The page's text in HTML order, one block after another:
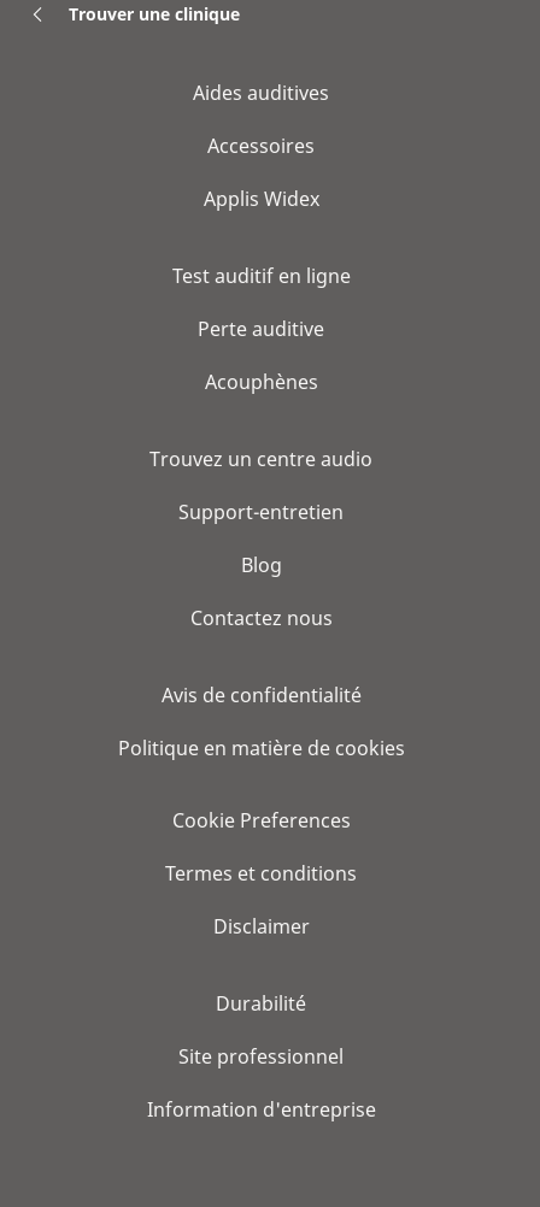
Trouver une clinique
Aides auditives
Accessoires
Applis Widex
Test auditif en ligne
Perte auditive
Acouphènes
Trouvez un centre audio
Support-entretien
Blog
Contactez nous
Avis de confidentialité
Politique en matière de cookies
Cookie Preferences
Termes et conditions
Disclaimer
Durabilité
Site professionnel
Information d'entreprise